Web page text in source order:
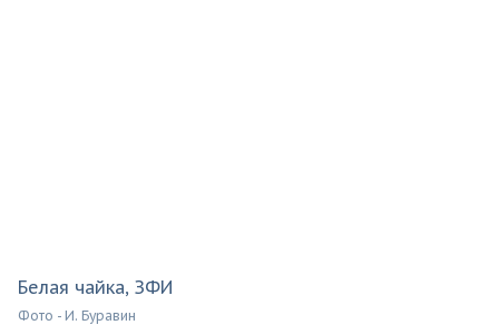
Белая чайка, ЗФИ
Фото - И. Буравин